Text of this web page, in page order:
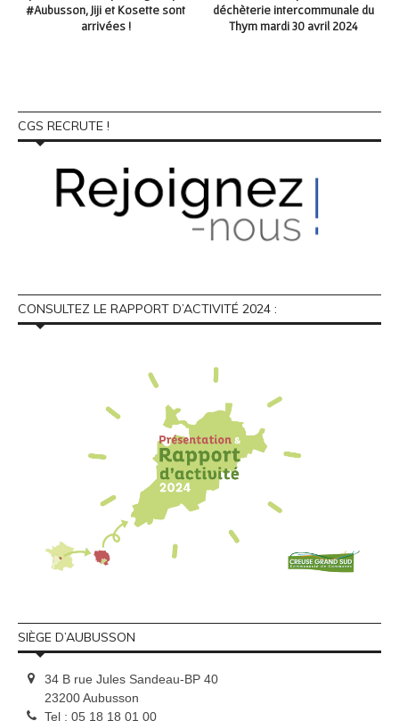
#Aubusson, Jiji et Kosette sont
arrivées !
déchèterie intercommunale du
Thym mardi 30 avril 2024
CGS RECRUTE !
CONSULTEZ LE RAPPORT D’ACTIVITÉ 2024 :
SIÈGE D’AUBUSSON
34 B rue Jules Sandeau-BP 40
23200 Aubusson
Tel : 05 18 18 01 00